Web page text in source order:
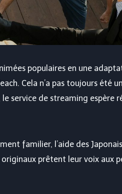
populaires en une
Cela n’a pas toujours été
service de streaming espère
familier, l’aide des
originaux prêtent leur voix aux